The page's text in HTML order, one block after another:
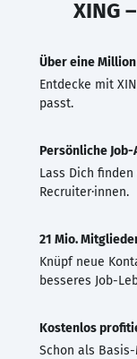
XING
Über eine Million
Entdecke mit
passt.
Persönliche
Lass Dich
Recruiter·innen.
21 Mio.
Knüpf neue
besseres Job-
Kostenlos
Schon als